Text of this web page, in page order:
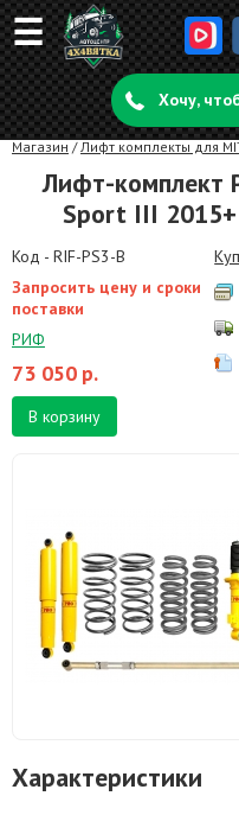
☰
Хочу,
Магазин /Лифт комплекты для
Лифт-комплект
Sport III
Код - RIF-PS3-B
Запросить цену и сроки
поставки
РИФ
73 050 р.
В корзину
Характеристики